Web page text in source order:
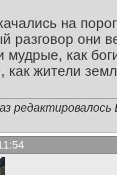
на
разговор они
мудрые, как
как жители